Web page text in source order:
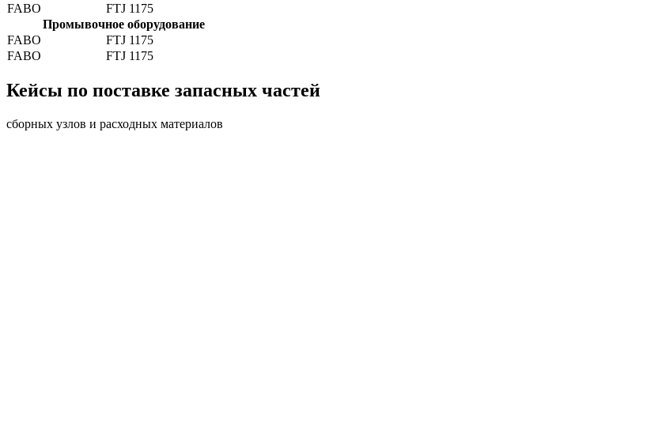
FABO
FTJ 1175
Промывочное оборудование
FABO
FTJ 1175
FABO
FTJ 1175
Кейсы по поставке запасных частей
сборных узлов и расходных материалов